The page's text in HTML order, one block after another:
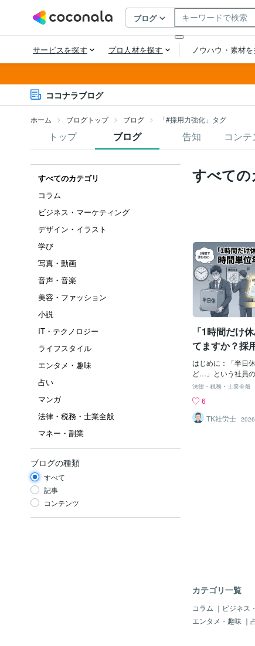
ココナラブログ
ホーム ブログトップ ブログ 「#採用力強化」タグ
トップ ブログ 告知 コンテ
すべてのカテゴリ
コラム
ビジネス・マーケティング
デザイン・イラスト
学び
写真・動画
音声・音楽
美容・ファッション
小説
IT・テクノロジー
ライフスタイル
エンタメ・趣味
占い
マンガ
法律・税務・士業全般
マネー・副業
ブログの種類
すべて
記事
コンテンツ
すべての
「1時間だけ
てますか？採
「時間単位年
メリットと導
はじめに：「半日
ど…」という社員
せん。来週の火曜
ん、午前中まるま
議どうしようかな
り、御社でもあり
則で、多くの会社
認めているケース
をさらに柔軟にし
休暇を取得できる
度です。（※法律上
法律・税務・士業全般
6
TK社労士
カテゴリ一覧
コラム ｜ ビジネス
エンタメ・趣味 ｜